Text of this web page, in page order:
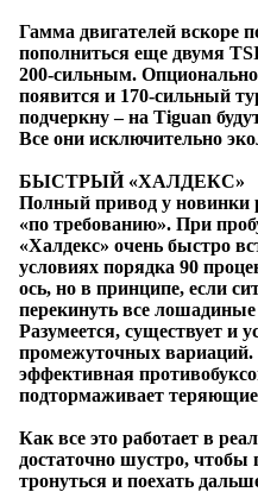
Гамма двигателей вскоре
пополниться еще двумя
200-сильным.
появится и 170-сильный
подчеркну – на Tiguan
Все они исключительно
БЫСТРЫЙ «ХАЛДЕКС»
Полный привод у новинки
«по требованию». При
«Халдекс» очень быстро
условиях порядка 90
ось, но в принципе, если
перекинуть все
Разумеется, существует и
промежуточных вариаций.
эффективная
подтормаживает
Как все это работает в
достаточно шустро,
тронуться и поехать